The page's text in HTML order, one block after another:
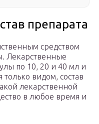
препарата
средством
Лекарственные
по 10, 20 и 40 мл и
видом, состав
лекарственной
в любое время и